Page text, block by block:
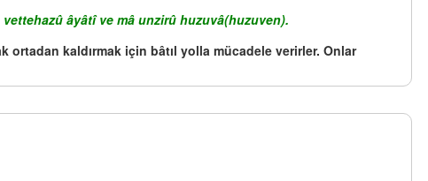
âyâtî ve mâ unzirû huzuvâ(huzuven).
ortadan kaldırmak için bâtıl yolla mücadele verirler. Onlar